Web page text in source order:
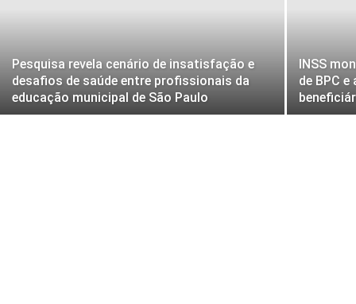
Pesquisa revela cenário de insatisfação e
desafios de saúde entre profissionais da
educação municipal de São Paulo
INSS
de BPC